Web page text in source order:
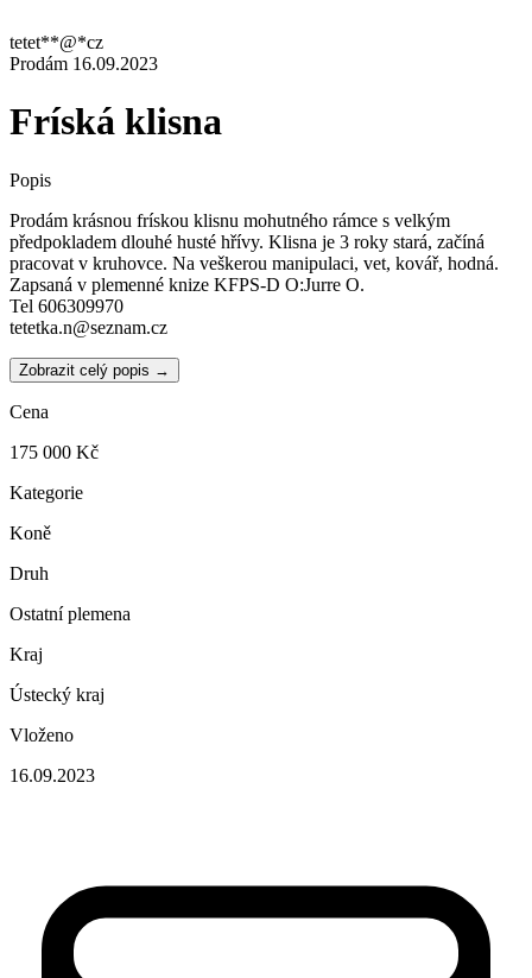
tetet**@*cz
Prodám 16.09.2023
Fríská klisna
Popis
Prodám krásnou frískou klisnu mohutného rámce s velkým
předpokladem dlouhé husté hřívy. Klisna je 3 roky stará, začíná
pracovat v kruhovce. Na veškerou manipulaci, vet, kovář, hodná.
Zapsaná v plemenné knize KFPS-D O:Jurre O.
Tel 606309970
tetetka.n@seznam.cz
Zobrazit celý popis →
Cena
175 000 Kč
Kategorie
Koně
Druh
Ostatní plemena
Kraj
Ústecký kraj
Vloženo
16.09.2023